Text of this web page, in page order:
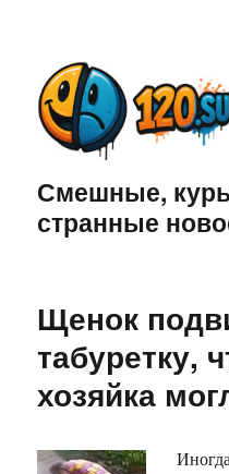
Смешные,
странные
Щенок
табуретку,
хозяйка